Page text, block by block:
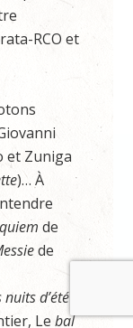
RCO et
et Zuniga
)… À
de
de
nuits d’été
Lebal